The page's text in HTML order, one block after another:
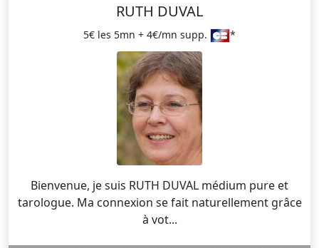
RUTH DUVAL
5€ les 5mn + 4€/mn supp. *
Bienvenue, je suis RUTH DUVAL médium pure et
tarologue. Ma connexion se fait naturellement grâce
à vot...